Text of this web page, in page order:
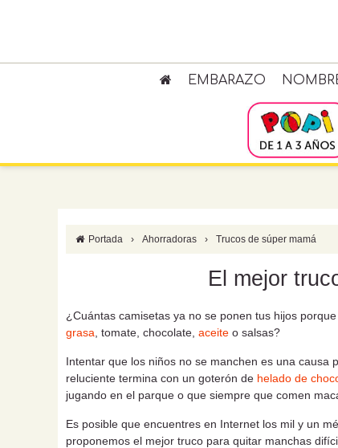
EMBARAZO
Portada › Ahorradoras › Trucos de súper mamá
El mejor
¿Cuántas camisetas ya no se ponen tus hijos
grasa , tomate, chocolate, aceite o salsas?
Intentar que los niños no se manchen es una causa
reluciente termina con un goterón de helado de
jugando en el parque o que siempre que comen
Es posible que encuentres en Internet los mil y un
proponemos el mejor truco para quitar manchas